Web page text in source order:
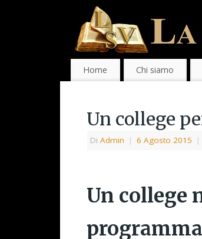
Home Chi siamo
Un college
Di Admin | 6 Agosto 2015 |
Un college